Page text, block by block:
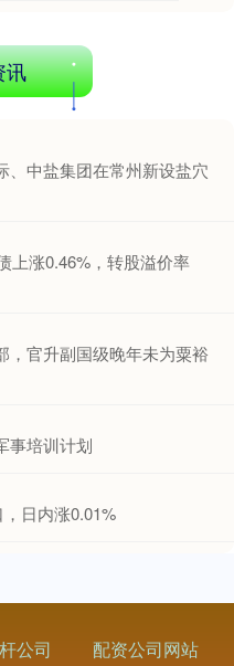
讯
、中盐集团在常州新设盐穴
上涨0.46%，转股溢价率
，官升副国级晚年未为粟裕
事培训计划
日内涨0.01%
公司 配资公司网站